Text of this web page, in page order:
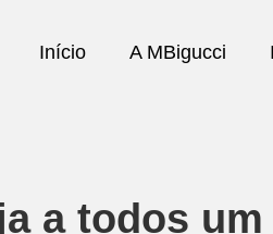
Início A MBigucci
a todos um